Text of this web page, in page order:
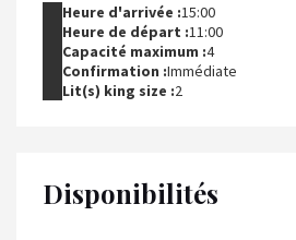
Heure d'arrivée :15:00
Heure de départ :11:00
Capacité maximum :4
Confirmation :Immédiate
Lit(s) king size :2
Disponibilités